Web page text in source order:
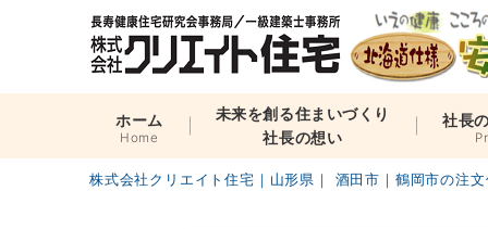
ホーム
Home
未来を創る住まいづくり
社長の想い
社長
株式会社クリエイト住宅｜山形県｜ 酒田市｜鶴岡市の注